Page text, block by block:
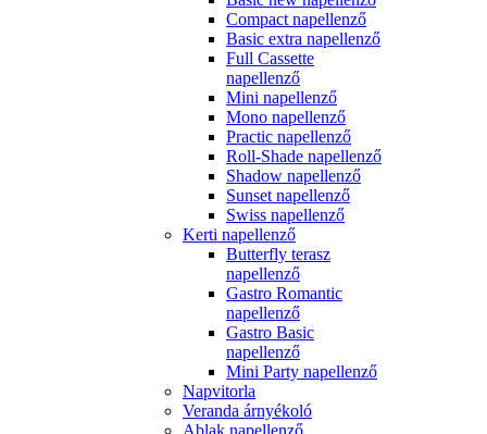
Compact napellenző
Basic extra napellenző
Full Cassette
napellenző
Mini napellenző
Mono napellenző
Practic napellenző
Roll-Shade napellenző
Shadow napellenző
Sunset napellenző
Swiss napellenző
Kerti napellenző
Butterfly terasz
napellenző
Gastro Romantic
napellenző
Gastro Basic
napellenző
Mini Party napellenző
Napvitorla
Veranda árnyékoló
Ablak napellenző